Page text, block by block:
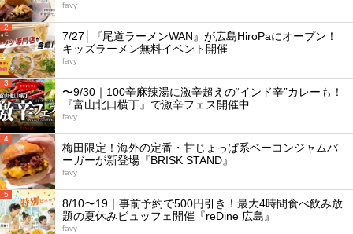
favy
2
7/27│『尾道ラーメンWAN』が広島HiroPaにオープン！
キッズラーメン無料イベント開催
favy
3
〜9/30｜100辛麻辣湯に激辛超えの“インド辛”カレーも！
『富山北口横丁』で激辛フェス開催中
favy
4
梅田限定！海外の定番・甘じょっぱ系ベーコンジャムバ
ーガーが新登場『BRISK STAND』
favy
5
8/10〜19｜事前予約で500円引き！最大4時間食べ飲み放
題の夏休みビュッフェ開催『reDine 広島』
favy